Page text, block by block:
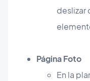
deslizar
Página Foto
En la